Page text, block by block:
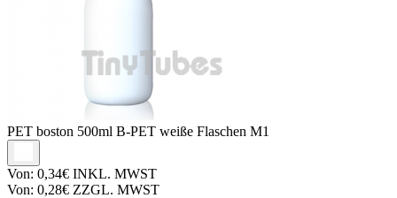
PET boston 500ml B-PET weiße Flaschen M1
Von: 0,34€ INKL. MWST
Von: 0,28€ ZZGL. MWST